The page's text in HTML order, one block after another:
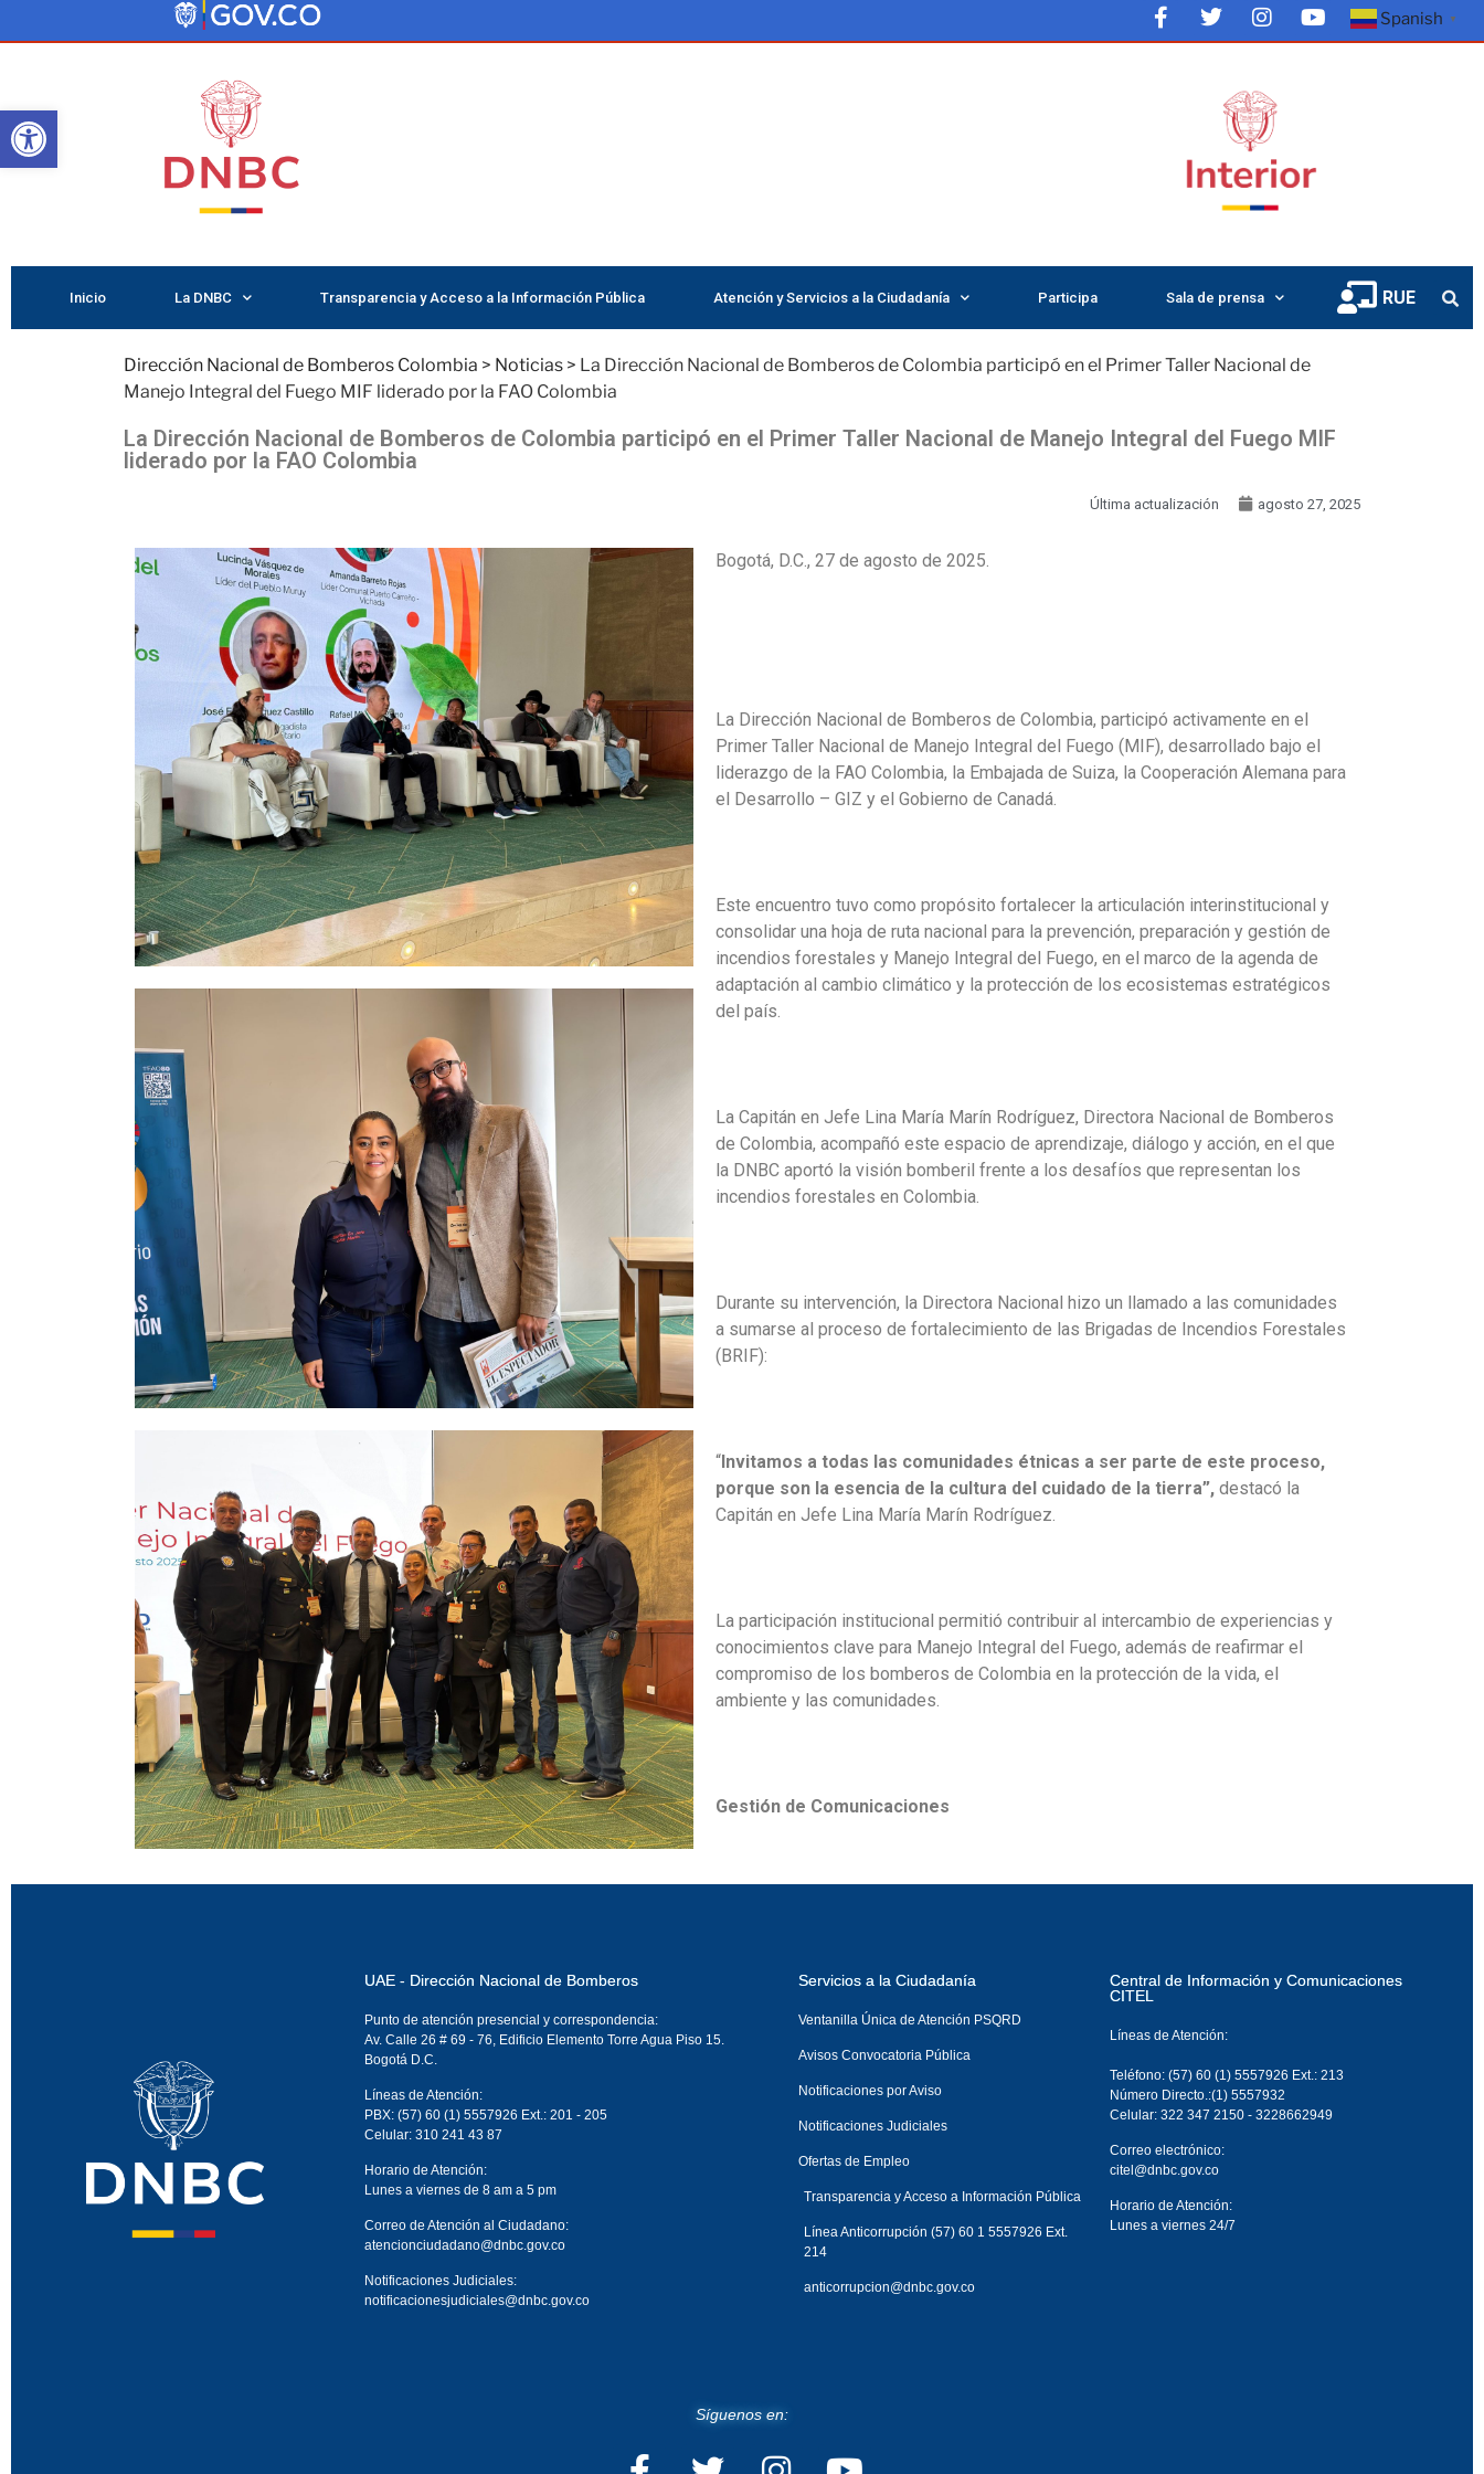
Abrir barra de herramientas
Spanish ▼
Inicio La DNBC Transparencia y Acceso a la Información Pública Atención y Servicios a la Ciudadanía Participa Sala de prensa RUE
Dirección Nacional de Bomberos Colombia > Noticias > La Dirección Nacional de Bomberos de Colombia participó en el Primer Taller Nacional de
Manejo Integral del Fuego MIF liderado por la FAO Colombia
La Dirección Nacional de Bomberos de Colombia participó en el Primer Taller Nacional de Manejo Integral del Fuego MIF
liderado por la FAO Colombia
Última actualización agosto 27, 2025
Bogotá, D.C., 27 de agosto de 2025.
La Dirección Nacional de Bomberos de Colombia, participó activamente en el
Primer Taller Nacional de Manejo Integral del Fuego (MIF), desarrollado bajo el
liderazgo de la FAO Colombia, la Embajada de Suiza, la Cooperación Alemana para
el Desarrollo – GIZ y el Gobierno de Canadá.
Este encuentro tuvo como propósito fortalecer la articulación interinstitucional y
consolidar una hoja de ruta nacional para la prevención, preparación y gestión de
incendios forestales y Manejo Integral del Fuego, en el marco de la agenda de
adaptación al cambio climático y la protección de los ecosistemas estratégicos
del país.
La Capitán en Jefe Lina María Marín Rodríguez, Directora Nacional de Bomberos
de Colombia, acompañó este espacio de aprendizaje, diálogo y acción, en el que
la DNBC aportó la visión bomberil frente a los desafíos que representan los
incendios forestales en Colombia.
Durante su intervención, la Directora Nacional hizo un llamado a las comunidades
a sumarse al proceso de fortalecimiento de las Brigadas de Incendios Forestales
(BRIF):
“Invitamos a todas las comunidades étnicas a ser parte de este proceso,
porque son la esencia de la cultura del cuidado de la tierra”,destacó la
Capitán en Jefe Lina María Marín Rodríguez.
La participación institucional permitió contribuir al intercambio de experiencias y
conocimientos clave para Manejo Integral del Fuego, además de reafirmar el
compromiso de los bomberos de Colombia en la protección de la vida, el
ambiente y las comunidades.
Gestión de Comunicaciones
UAE - Dirección Nacional de Bomberos
Punto de atención presencial y correspondencia:
Av. Calle 26 # 69 - 76, Edificio Elemento Torre Agua Piso 15.
Bogotá D.C.
Líneas de Atención:
PBX: (57) 60 (1) 5557926 Ext.: 201 - 205
Celular: 310 241 43 87
Horario de Atención:
Lunes a viernes de 8 am a 5 pm
Correo de Atención al Ciudadano:
atencionciudadano@dnbc.gov.co
Notificaciones Judiciales:
notificacionesjudiciales@dnbc.gov.co
Servicios a la Ciudadanía
Ventanilla Única de Atención PSQRD
Avisos Convocatoria Pública
Notificaciones por Aviso
Notificaciones Judiciales
Ofertas de Empleo
Transparencia y Acceso a Información Pública
Línea Anticorrupción (57) 60 1 5557926 Ext.
214
anticorrupcion@dnbc.gov.co
Central de Información y Comunicaciones
CITEL
Líneas de Atención:
Teléfono: (57) 60 (1) 5557926 Ext.: 213
Número Directo.:(1) 5557932
Celular: 322 347 2150 - 3228662949
Correo electrónico:
citel@dnbc.gov.co
Horario de Atención:
Lunes a viernes 24/7
Síguenos en: